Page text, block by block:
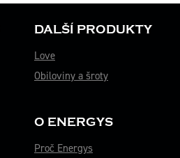
DALŠÍ PRODUKTY
Love
Obiloviny a šroty
O ENERGYS
Proč Energys